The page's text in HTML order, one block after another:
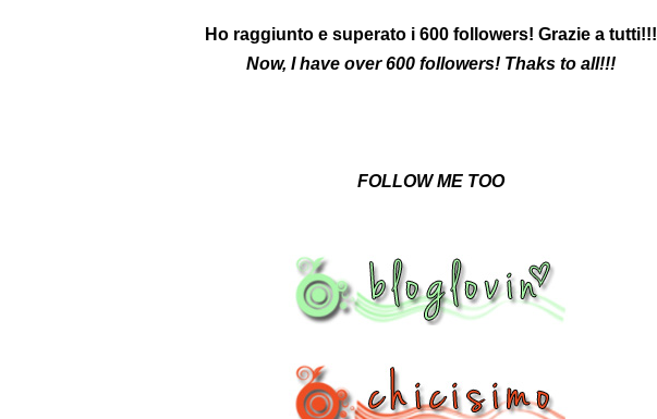
Ho raggiunto e superato i 600 followers! Grazie a tutti!!!
Now, I have over 600 followers! Thaks to all!!!
FOLLOW ME TOO